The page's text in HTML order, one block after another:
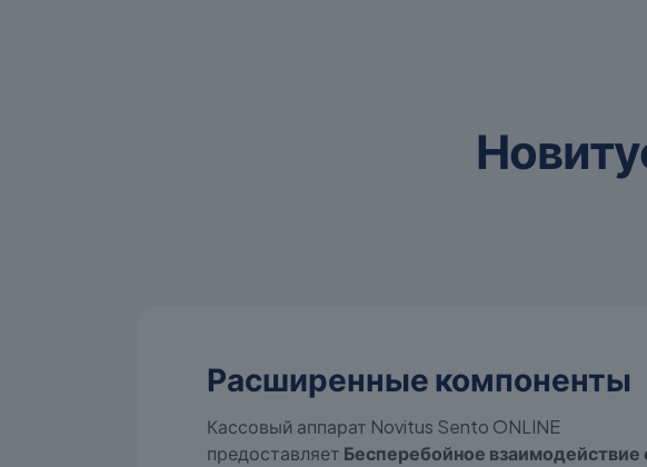
Расширенные компоненты
Кассовый аппарат Novitus Sento ONLINE
предоставляет Бесперебойное взаимодействие